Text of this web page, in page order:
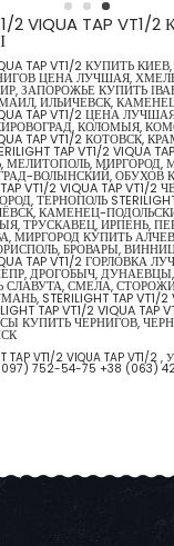
2 VIQUA TAP
TAP VT1/2 КУПИТЬ
ЦЕНА ЛУЧШАЯ,
ЗАПОРОЖЬЕ КУПИТЬ
ИЛЬИЧЕВСК,
TAP VT1/2 ЦЕНА
КИРОВОГРАД, КОЛОМЫЯ,
TAP VT1/2 КОТОВСК,
TAP VT1/2 VIQUA
МИРГОРОД,
ВОЛЫНСКИЙ, ОБУХОВ
VT1/2 VIQUA TAP VT1/
ТЕРНОПОЛЬ STERILIGHT
КАМЕНЕЦ-ПОДОЛЬСКИЙ
ТРУСКАВЕЦ, ИРПЕНЬ,
МИРГОРОД КУПИТЬ
БРОВАРЫ,
TAP VT1/2 ГОРЛОВКА
ДРОГОБЫЧ,
СЛАВУТА, СМЕЛА,
STERILIGHT TAP VT1/2
TAP VT1/2 VIQUA
КУПИТЬ ЧЕРНИГОВ,
TAP VT1/2 VIQUA TAP VT1/2
752-54-75 +38 (063)